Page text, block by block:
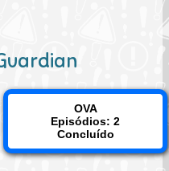
OVA
Episódios: 2
Concluído